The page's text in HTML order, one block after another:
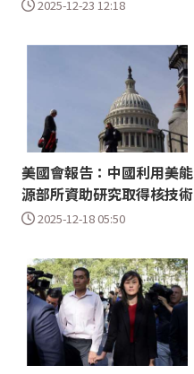
2025-12-23 12:18
美國會報告：中國利用美能
源部所資助研究取得核技術
2025-12-18 05:50